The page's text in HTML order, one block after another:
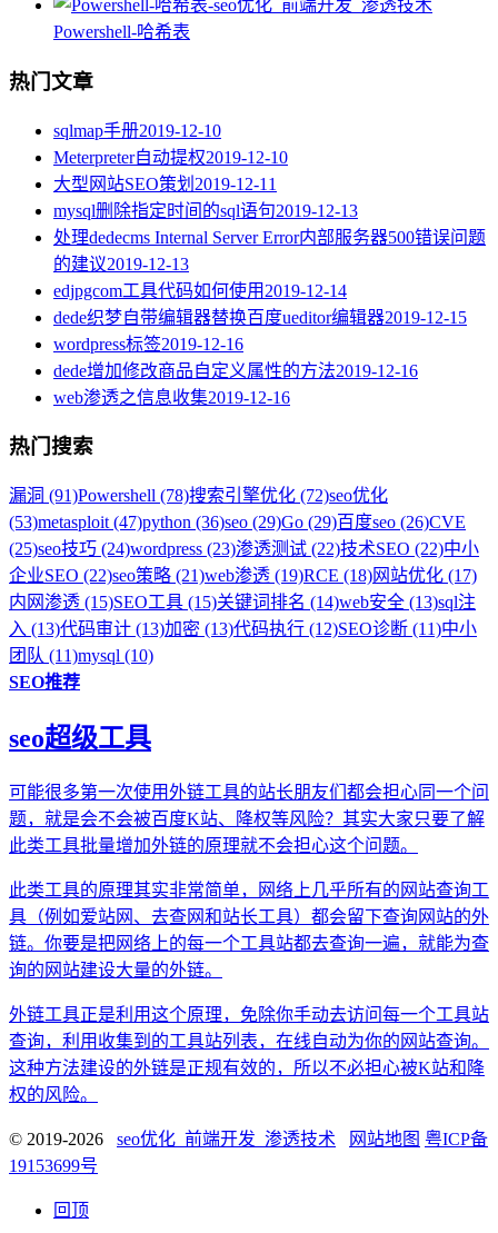
Powershell-哈希表
热门文章
sqlmap手册2019-12-10
Meterpreter自动提权2019-12-10
大型网站SEO策划 2019-12-11
mysql删除指定时间的sql语句2019-12-13
处理dedecms Internal Server Error内部服务器500错误问题
的建议2019-12-13
edjpgcom工具代码如何使用 2019-12-14
dede织梦自带编辑器替换百度ueditor编辑器2019-12-15
wordpress标签2019-12-16
dede增加修改商品自定义属性的方法2019-12-16
web渗透之信息收集2019-12-16
热门搜索
漏洞 (91)Powershell (78)搜索引擎优化 (72)seo优化
(53)metasploit (47)python (36)seo (29)Go (29)百度seo (26)CVE
(25)seo技巧 (24)wordpress (23)渗透测试 (22)技术SEO (22)中小
企业SEO (22)seo策略 (21)web渗透 (19)RCE (18)网站优化 (17)
内网渗透 (15)SEO工具 (15)关键词排名 (14)web安全 (13)sql注
入 (13)代码审计 (13)加密 (13)代码执行 (12)SEO诊断 (11)中小
团队 (11)mysql (10)
SEO推荐
seo超级工具
可能很多第一次使用外链工具的站长朋友们都会担心同一个问
题，就是会不会被百度K站、降权等风险？其实大家只要了解
此类工具批量增加外链的原理就不会担心这个问题。
此类工具的原理其实非常简单，网络上几乎所有的网站查询工
具（例如爱站网、去查网和站长工具）都会留下查询网站的外
链。你要是把网络上的每一个工具站都去查询一遍，就能为查
询的网站建设大量的外链。
外链工具正是利用这个原理，免除你手动去访问每一个工具站
查询，利用收集到的工具站列表，在线自动为你的网站查询。
这种方法建设的外链是正规有效的，所以不必担心被K站和降
权的风险。
© 2019-2026 seo优化_前端开发_渗透技术 网站地图 粤ICP备
19153699号
回顶